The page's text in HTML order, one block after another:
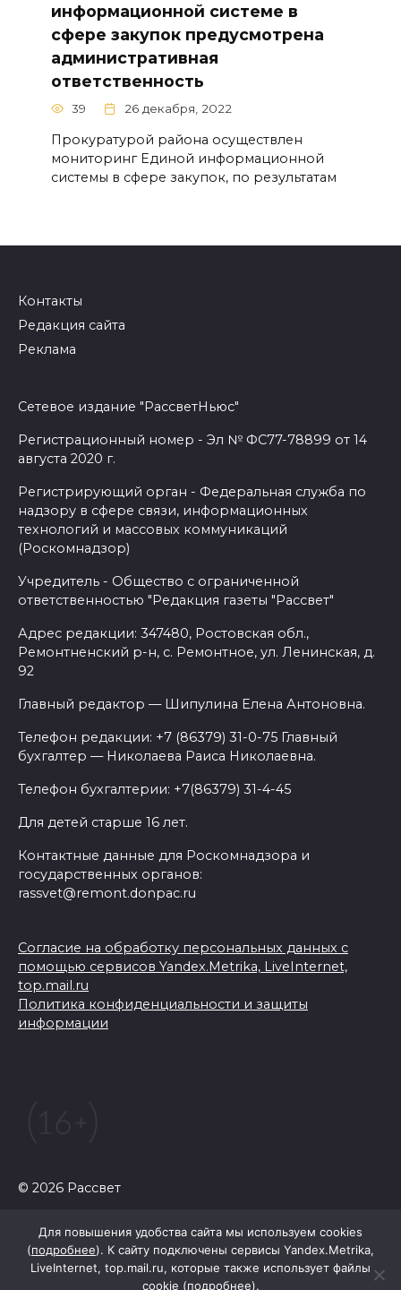
информационной системе в
сфере закупок предусмотрена
административная
ответственность
39 26 декабря, 2022
Прокуратурой района осуществлен
мониторинг Единой информационной
системы в сфере закупок, по результатам
Контакты
Редакция сайта
Реклама
Сетевое издание "РассветНьюс"
Регистрационный номер - Эл № ФС77-78899 от 14
августа 2020 г.
Регистрирующий орган - Федеральная служба по
надзору в сфере связи, информационных
технологий и массовых коммуникаций
(Роскомнадзор)
Учредитель - Общество с ограниченной
ответственностью "Редакция газеты "Рассвет"
Адрес редакции: 347480, Ростовская обл.,
Ремонтненский р-н, с. Ремонтное, ул. Ленинская, д.
92
Главный редактор — Шипулина Елена Антоновна.
Телефон редакции: +7 (86379) 31-0-75 Главный
бухгалтер — Николаева Раиса Николаевна.
Телефон бухгалтерии: +7(86379) 31-4-45
Для детей старше 16 лет.
Контактные данные для Роскомнадзора и
государственных органов:
rassvet@remont.donpac.ru
Согласие на обработку персональных данных с
помощью сервисов Yandex.Metrika, LiveInternet,
top.mail.ru
Политика конфиденциальности и защиты
информации
© 2026 Рассвет
Для повышения удобства сайта мы используем cookies
(подробнее). К сайту подключены сервисы Yandex.Metrika,
LiveInternet, top.mail.ru, которые также использует файлы
cookie (подробнее).